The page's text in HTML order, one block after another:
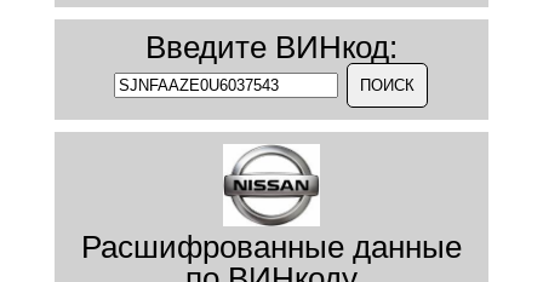
Введите ВИНкод:
Расшифрованные данные